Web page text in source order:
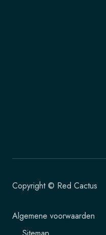
Copyright © Red Cactus
Algemene voorwaarden